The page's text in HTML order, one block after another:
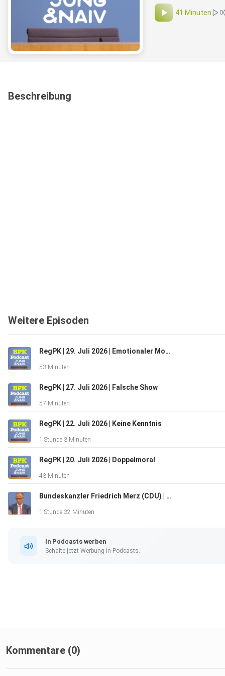
41 Minuten 0
Beschreibung
Weitere Episoden
RegPK | 29. Juli 2026 | Emotionaler Moment
53 Minuten
RegPK | 27. Juli 2026 | Falsche Show
57 Minuten
RegPK | 22. Juli 2026 | Keine Kenntnis
1 Stunde 3 Minuten
RegPK | 20. Juli 2026 | Doppelmoral
43 Minuten
Bundeskanzler Friedrich Merz (CDU) | Bundespressekonferenz | 15. Juli 2026
1 Stunde 32 Minuten
In Podcasts werben
Schalte jetzt Werbung in Podcasts.
Kommentare (0)